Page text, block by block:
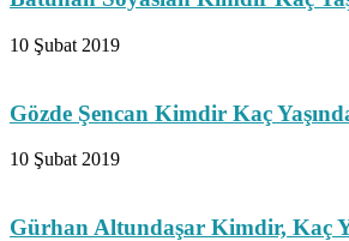
10 Şubat 2019
Gözde Şencan Kimdir Kaç
10 Şubat 2019
Gürhan Altundaşar Kimdir, Kaç